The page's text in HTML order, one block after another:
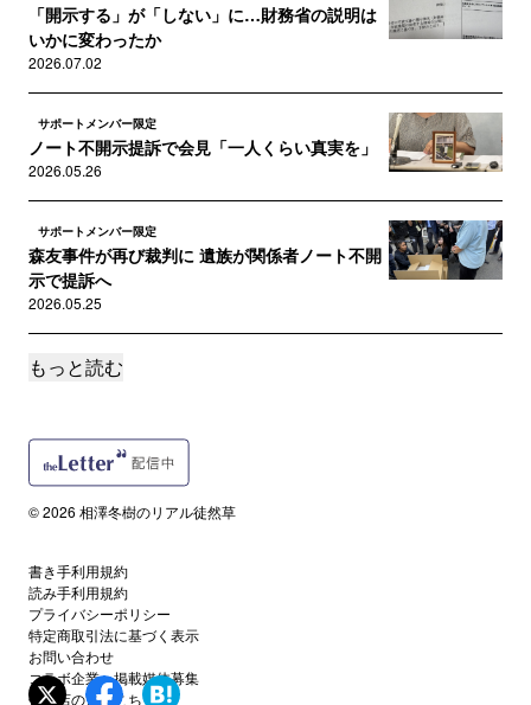
「開示する」が「しない」に…財務省の説明は
いかに変わったか
2026.07.02
サポートメンバー限定
ノート不開示提訴で会見「一人くらい真実を」
2026.05.26
サポートメンバー限定
森友事件が再び裁判に 遺族が関係者ノート不開
示で提訴へ
2026.05.25
サポートメンバー限定
2026.02.15
永久に刻まれた音楽……『チャック・ベリー ブ
2026.02.11
サポートメンバー限定
高市自民圧勝で森友開示の行方は…
2026.02.10
もっと読む
© 2026 相澤冬樹のリアル徒然草
書き手利用規約
読み手利用規約
プライバシーポリシー
特定商取引法に基づく表示
お問い合わせ
コラボ企業・掲載媒体募集
代理店の方はこちら